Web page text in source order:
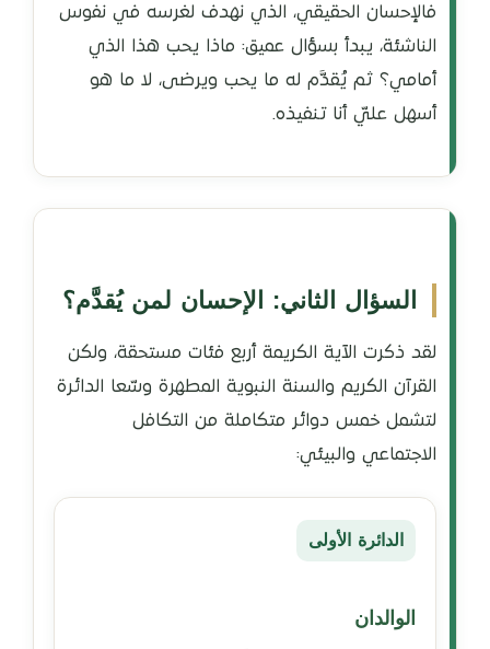
فالإحسان الحقيقي، الذي نهدف لغرسه في نفوس
الناشئة، يبدأ بسؤال عميق: ماذا يحب هذا الذي
أمامي؟ ثم يُقدَّم له ما يحب ويرضى، لا ما هو
أسهل عليّ أنا تنفيذه.
السؤال الثاني: الإحسان لمن يُقدَّم؟
لقد ذكرت الآية الكريمة أربع فئات مستحقة، ولكن
القرآن الكريم والسنة النبوية المطهرة وسّعا الدائرة
لتشمل خمس دوائر متكاملة من التكافل
الاجتماعي والبيئي:
الدائرة الأولى
الوالدان